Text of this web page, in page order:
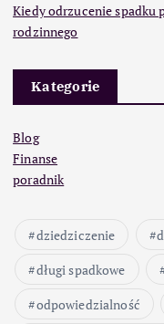
Kiedy odrzucenie spadku
rodzinnego
Kategorie
Blog
Finanse
poradnik
dziedziczenie
długi spadkowe
odpowiedzialność